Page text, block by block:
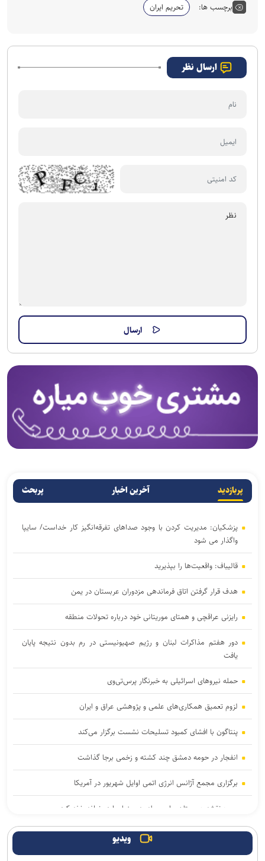
برچسب ها: تحریم ایران
ارسال نظر
پربازدید آخرین اخبار پربحث
پزشکیان: مدیریت کردن با وجود صداهای تفرقه‌انگیز کار خداست/ سایپا
واگذار می شود
قالیباف: واقعیت‌ها را بپذیرید
هدف قرار گرفتن اتاق‌ فرماندهی مزدوران عربستان در یمن
رایزنی عراقچی و همتای موریتانی خود درباره تحولات منطقه
دور هفتم مذاکرات لبنان و رژیم صهیونیستی در رم بدون نتیجه پایان
یافت
حمله نیروهای اسرائیلی به خبرنگار پرس‌تی‌وی
لزوم تعمیق همکاری‌های علمی و پژوهشی عراق و ایران
پنتاگون با افشای کمبود تسلیحات نشست برگزار می‌کند
انفجار در حومه دمشق چند کشته و زخمی برجا گذاشت
برگزاری مجمع آژانس انرژی اتمی اوایل شهریور در آمریکا
یمن: نقشه عربستان برای حمله به صنعاء را در نطفه خفه کردیم
پیام هشدار مقاومت یمن به ریاض ویدیو